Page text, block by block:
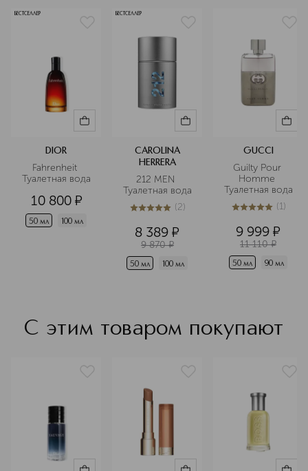
БЕСТСЕЛЛЕР
DIOR
Fahrenheit
Туалетная вода
10 800 ¤
50 мл 100 мл
БЕСТСЕЛЛЕР
CAROLINA
HERRERA
212 MEN
Туалетная вода
5из 52 (2)
8 389 ¤
9 870 ¤
50 мл 100 мл
GUCCI
Guilty Pour
Homme
Туалетная вода
5из 51 (1)
9 999 ¤
11 110 ¤
50 мл 90 мл
С этим товаром покупают